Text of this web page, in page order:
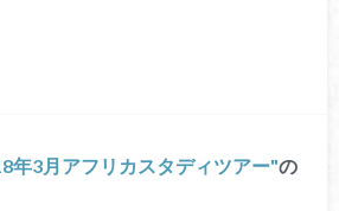
年3月アフリカスタディツアー の